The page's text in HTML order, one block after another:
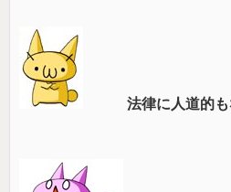
法律に人道的も